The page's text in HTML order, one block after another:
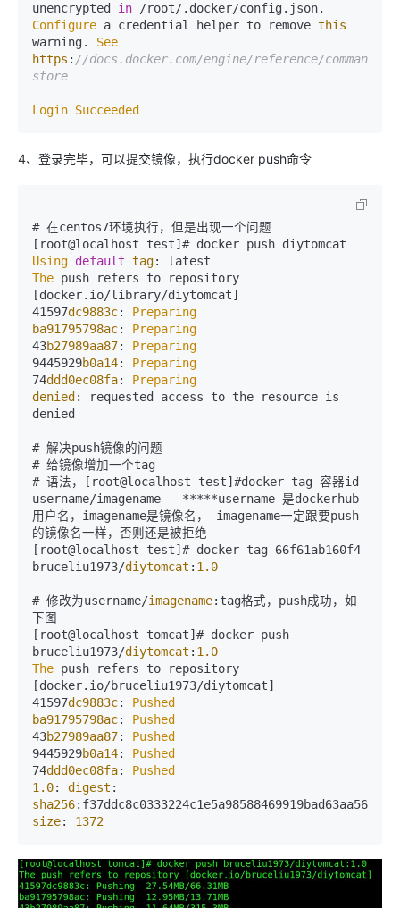
unencrypted in /root/. docker/config. json
Configure a credential helper to remove this
warning. See
https : //docs.docker.com/engine/reference/
store
Login Succeeded
4、登录完毕，可以提交镜像，执行docker push命令
# 在centos7环境执行，但是出现一个问题
Using default tag
The push refers to repository
[docker. io/library/diytomcat]
41597dc9883c: Preparing
ba91795798ac: Preparing
43b27989aa87: Preparing
9445929b0a14: Preparing
74ddd0ec08fa: Preparing
denied : requested access to the resource is
denied
# 解决push镜像的问题
# 给镜像增加一个tag
# 语法，[root@localhost test]#docker tag 容器id
username/imagename   *****username 是dockerhub
用户名，imagename是镜像名， imagename一定跟要push
的镜像名一样，否则还是被拒绝
[root@localhost test]# docker tag 66f61ab160f4
bruceliu1973/diytomcat : 1.0
# 修改为username/imagename:tag格式，push成功，如
下图
[root@localhost tomcat]# docker push
bruceliu1973/diytomcat : 1.0
The push refers to repository
[docker. io/bruceliu1973/diytomcat]
41597dc9883c: Pushed
ba91795798ac: Pushed
43b27989aa87: Pushed
9445929b0a14: Pushed
74ddd0ec08fa: Pushed
1.0: digest
sha256
size: 1372